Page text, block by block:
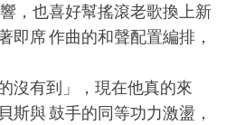
，也喜好幫搖滾老歌換上新
即席 作曲的和聲配置編排，
沒有到」，現在他真的來
斯與 鼓手的同等功力激盪，